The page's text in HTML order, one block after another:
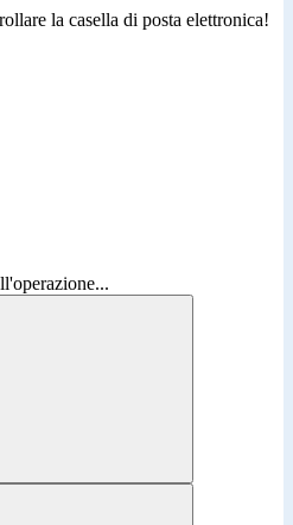
la casella di posta elettronica!